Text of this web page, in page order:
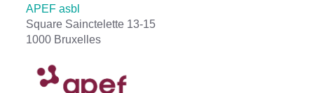
APEF asbl
Square Sainctelette 13-15
1000 Bruxelles